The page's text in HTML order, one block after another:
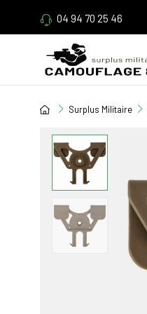
04 94 70 25 46
Surplus Militaire